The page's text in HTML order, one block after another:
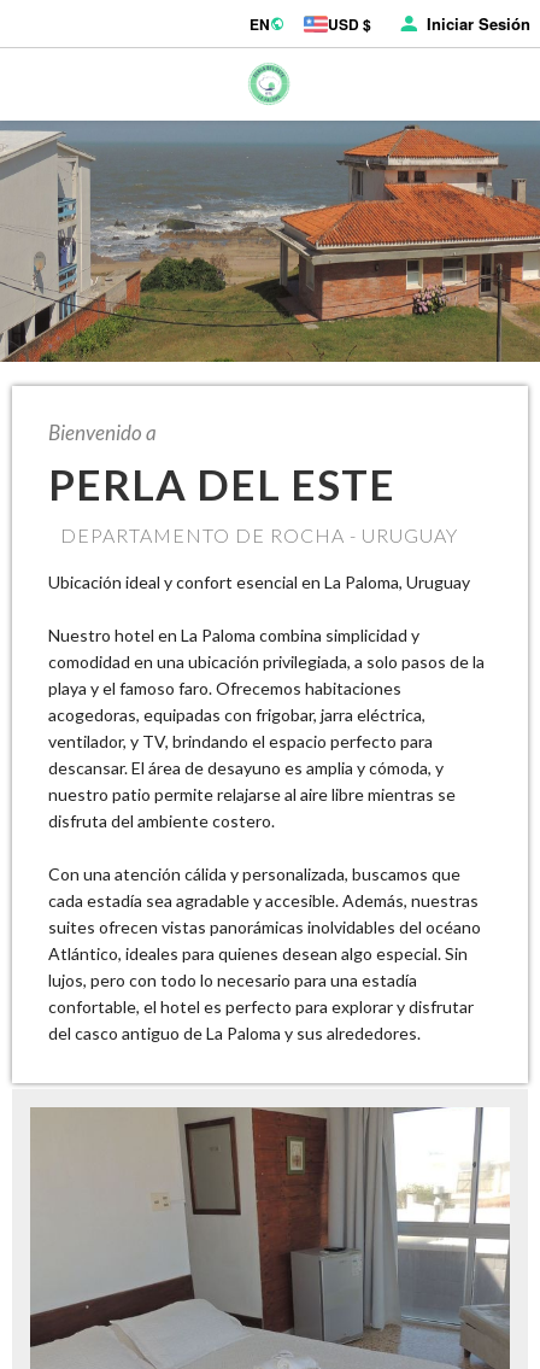
EN USD $ Iniciar Sesión
Bienvenido a
PERLA DEL ESTE
DEPARTAMENTO DE ROCHA - URUGUAY
Ubicación ideal y confort esencial en La Paloma, Uruguay
Nuestro hotel en La Paloma combina simplicidad y
comodidad en una ubicación privilegiada, a solo pasos de la
playa y el famoso faro. Ofrecemos habitaciones
acogedoras, equipadas con frigobar, jarra eléctrica,
ventilador, y TV, brindando el espacio perfecto para
descansar. El área de desayuno es amplia y cómoda, y
nuestro patio permite relajarse al aire libre mientras se
disfruta del ambiente costero.
Con una atención cálida y personalizada, buscamos que
cada estadía sea agradable y accesible. Además, nuestras
suites ofrecen vistas panorámicas inolvidables del océano
Atlántico, ideales para quienes desean algo especial. Sin
lujos, pero con todo lo necesario para una estadía
confortable, el hotel es perfecto para explorar y disfrutar
del casco antiguo de La Paloma y sus alrededores.